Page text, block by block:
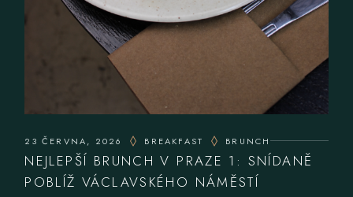
23 ČERVNA, 2026 BREAKFAST BRUNCH
NEJLEPŠÍ BRUNCH V PRAZE 1: SNÍDANĚ
POBLÍŽ VÁCLAVSKÉHO NÁMĚSTÍ